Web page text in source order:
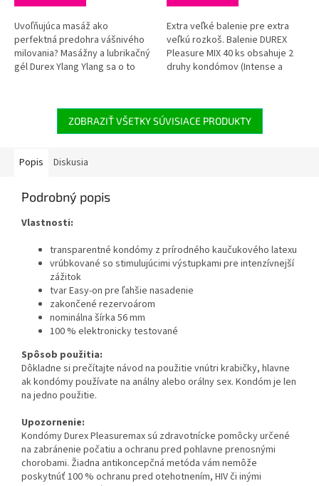
Uvoľňujúca masáž ako
perfektná predohra vášnivého
milovania? Masážny a lubrikačný
gél Durex Ylang Ylang sa o to
Extra veľké balenie pre extra
veľkú rozkoš. Balenie DUREX
Pleasure MIX 40 ks obsahuje 2
druhy kondómov (Intense a
ZOBRAZIŤ VŠETKY SÚVISIACE PRODUKTY
Popis Diskusia
Podrobný popis
Vlastnosti:
transparentné kondómy z prírodného kaučukového latexu
vrúbkované so stimulujúcimi výstupkami pre intenzívnejší
zážitok
tvar Easy-on pre ľahšie nasadenie
zakončené rezervoárom
nominálna šírka 56 mm
100 % elektronicky testované
Spôsob použitia:
Dôkladne si prečítajte návod na použitie vnútri krabičky, hlavne
ak kondómy používate na análny alebo orálny sex. Kondóm je len
na jedno použitie.
Upozornenie:
Kondómy Durex Pleasuremax sú zdravotnícke pomôcky určené
na zabránenie počatiu a ochranu pred pohlavne prenosnými
chorobami. Žiadna antikoncepčná metóda vám nemôže
poskytnúť 100 % ochranu pred otehotnením, HIV či inými